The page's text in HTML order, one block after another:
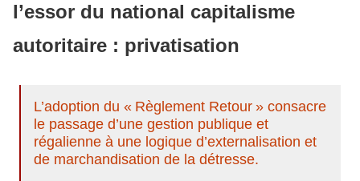
l’essor du national capitalisme
autoritaire : privatisation
L’adoption du « Règlement Retour » consacre
le passage d’une gestion publique et
régalienne à une logique d’externalisation et
de marchandisation de la détresse.